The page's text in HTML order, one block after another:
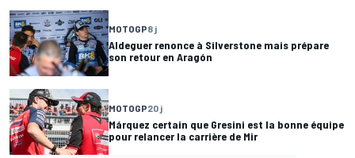
MOTOGP8 j
Aldeguer renonce à Silverstone mais prépare
son retour en Aragón
MOTOGP20 j
Márquez certain que Gresini est la bonne équipe
pour relancer la carrière de Mir